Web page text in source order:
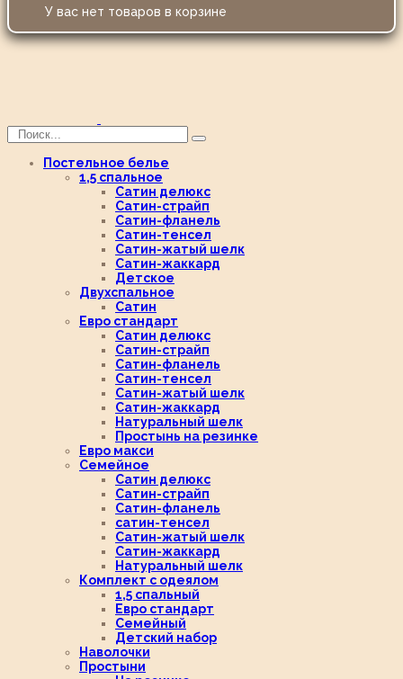
У вас нет товаров в корзине
Постельное белье
1,5 спальное
Сатин делюкс
Сатин-страйп
Сатин-фланель
Сатин-тенсел
Сатин-жатый шелк
Сатин-жаккард
Детское
Двухспальное
Сатин
Евро стандарт
Сатин делюкс
Сатин-страйп
Сатин-фланель
Сатин-тенсел
Сатин-жатый шелк
Сатин-жаккард
Натуральный шелк
Простынь на резинке
Евро макси
Семейное
Сатин делюкс
Сатин-страйп
Сатин-фланель
сатин-тенсел
Сатин-жатый шелк
Сатин-жаккард
Натуральный шелк
Комплект с одеялом
1,5 спальный
Евро стандарт
Семейный
Детский набор
Наволочки
Простыни